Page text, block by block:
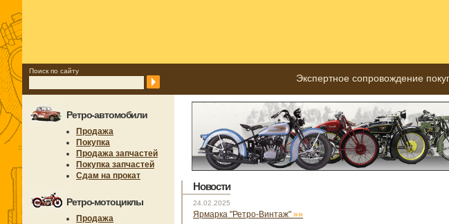
Поиск по сайту
Экспертное сопровождение
Ретро-автомобили
Продажа
Покупка
Продажа запчастей
Покупка запчастей
Сдам на прокат
Ретро-мотоциклы
Продажа
Новости
24.02.2025
Ярмарка "Ретро-Винтаж" »»